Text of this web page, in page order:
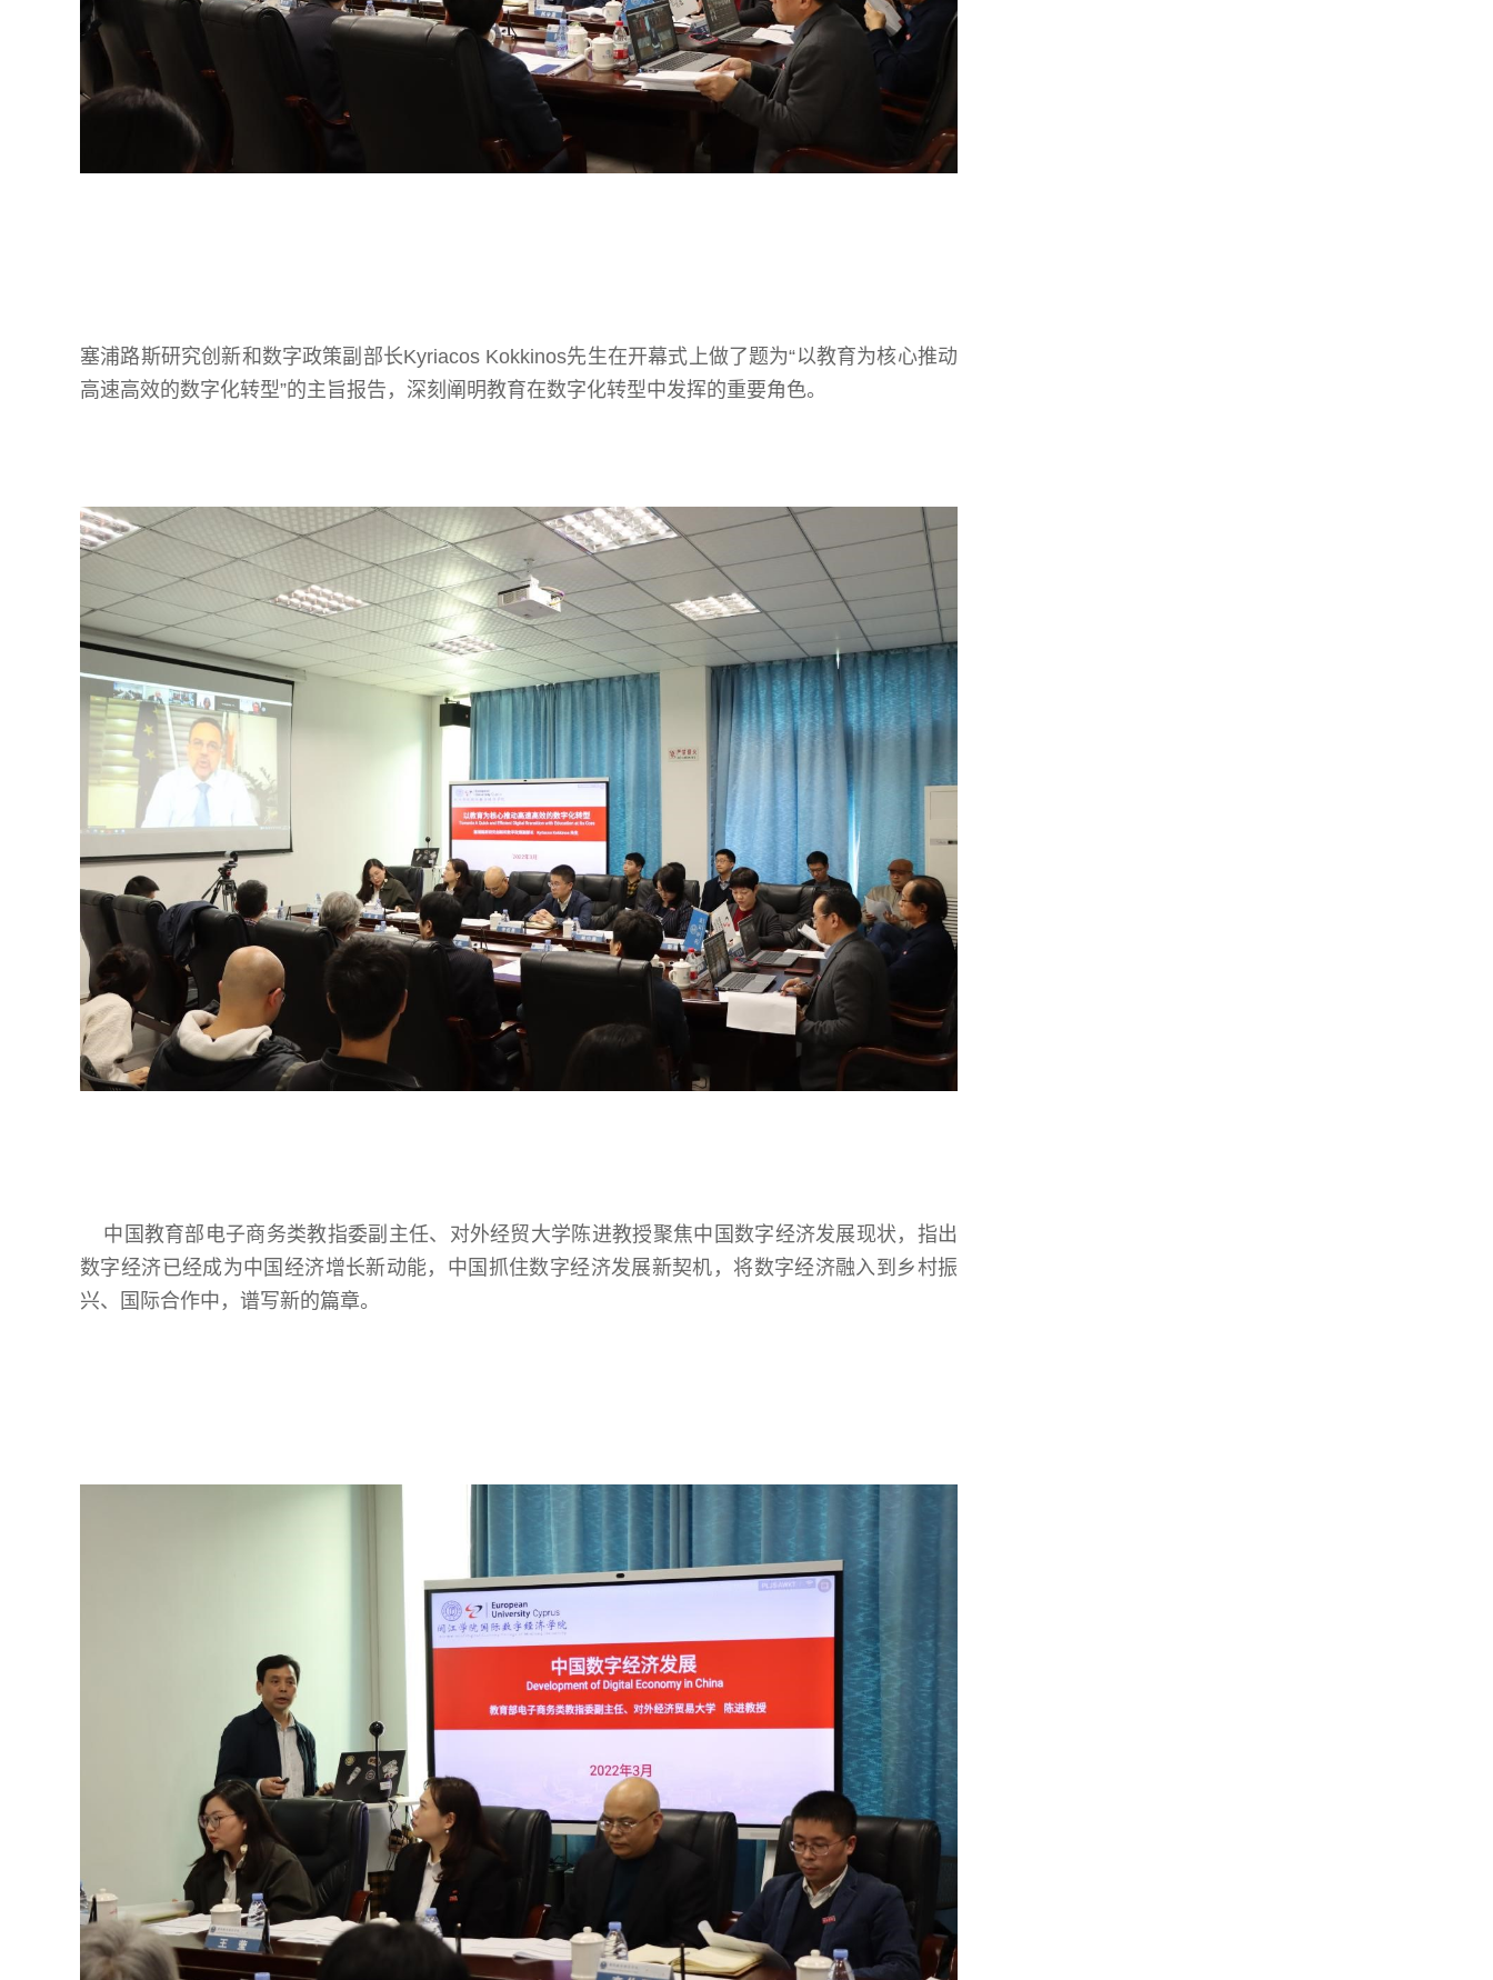
塞浦路斯研究创新和数字政策副部长Kyriacos Kokkinos先生在开幕式上做了题为“以教育为核心推动
高速高效的数字化转型”的主旨报告，深刻阐明教育在数字化转型中发挥的重要角色。
中国教育部电子商务类教指委副主任、对外经贸大学陈进教授聚焦中国数字经济发展现状，指出
数字经济已经成为中国经济增长新动能，中国抓住数字经济发展新契机，将数字经济融入到乡村振
兴、国际合作中，谱写新的篇章。